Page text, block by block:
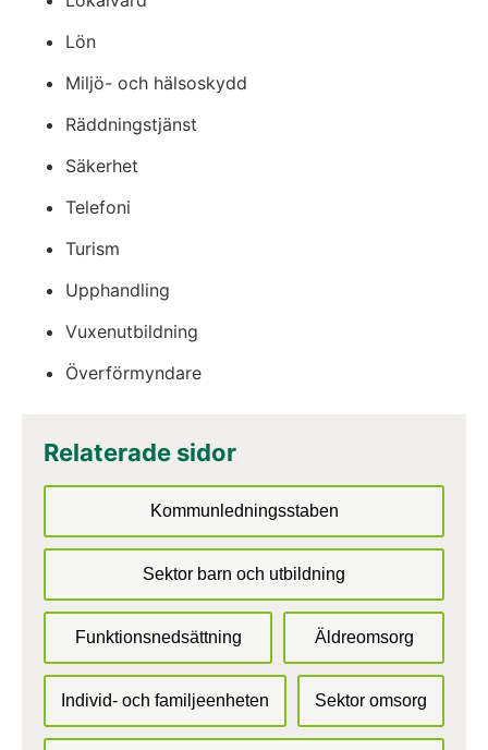
Lön
Miljö- och hälsoskydd
Räddningstjänst
Säkerhet
Telefoni
Turism
Upphandling
Vuxenutbildning
Överförmyndare
Relaterade sidor
Kommunledningsstaben
Sektor barn och utbildning
Funktionsnedsättning Äldreomsorg
Individ- och familjeenheten Sektor omsorg